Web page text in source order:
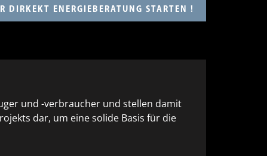
DIRKEKT ENERGIEBERATUNG STARTEN !
und -verbraucher und stellen damit
dar, um eine solide Basis für die